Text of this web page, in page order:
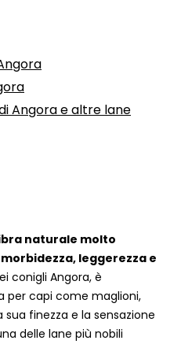
Angora e altre lane
naturale molto
leggerezza e
conigli Angora, è
per capi come maglioni,
finezza e la sensazione
delle lane più nobili